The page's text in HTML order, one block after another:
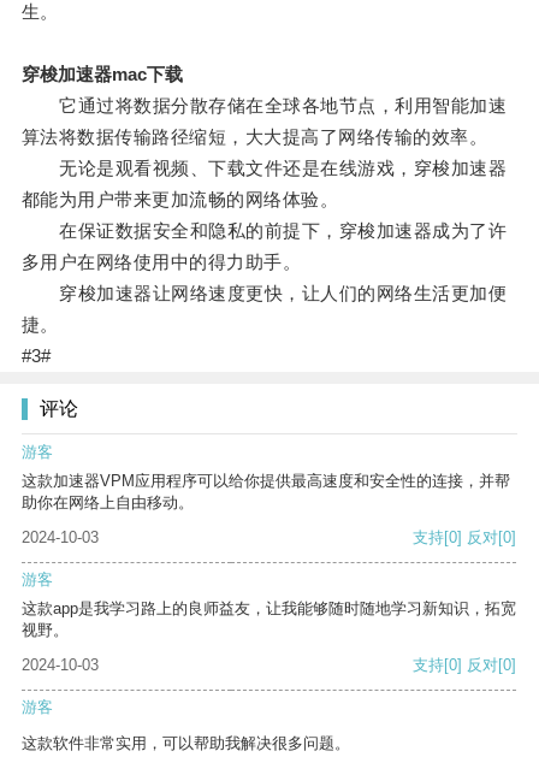
生。
穿梭加速器mac下载
它通过将数据分散存储在全球各地节点，利用智能加速
算法将数据传输路径缩短，大大提高了网络传输的效率。
无论是观看视频、下载文件还是在线游戏，穿梭加速器
都能为用户带来更加流畅的网络体验。
在保证数据安全和隐私的前提下，穿梭加速器成为了许
多用户在网络使用中的得力助手。
穿梭加速器让网络速度更快，让人们的网络生活更加便
捷。
#3#
评论
游客
这款加速器VPM应用程序可以给你提供最高速度和安全性的连接，并帮
助你在网络上自由移动。
2024-10-03
支持[0] 反对[0]
游客
这款app是我学习路上的良师益友，让我能够随时随地学习新知识，拓宽
视野。
2024-10-03
支持[0] 反对[0]
游客
这款软件非常实用，可以帮助我解决很多问题。